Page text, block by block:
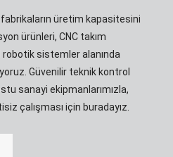
üretim kapasitesini
ürünleri, CNC takım
sistemler alanında
Güvenilir teknik kontrol
sanayi ekipmanlarımızla,
çalışması için buradayız.